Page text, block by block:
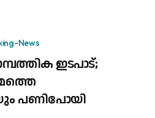
News
ഇടപാട്;
പണിപോയി